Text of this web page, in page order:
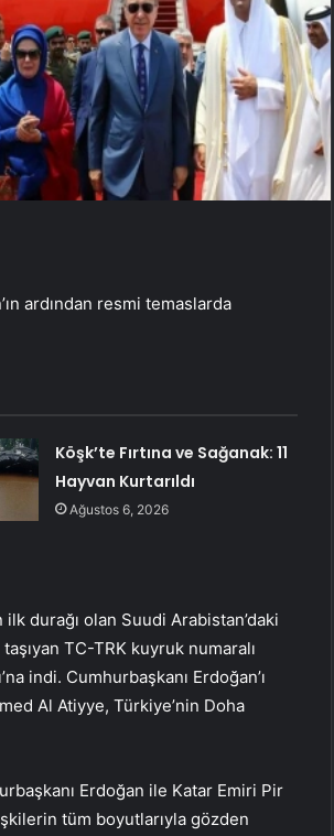
ardından resmi temaslarda
Köşk’te Fırtına ve Sağanak: 11
Hayvan Kurtarıldı
Ağustos 6, 2026
durağı olan Suudi Arabistan’daki
TC-TRK kuyruk numaralı
indi. Cumhurbaşkanı Erdoğan’ı
Al Atiyye, Türkiye’nin Doha
Erdoğan ile Katar Emiri Pir
tüm boyutlarıyla gözden